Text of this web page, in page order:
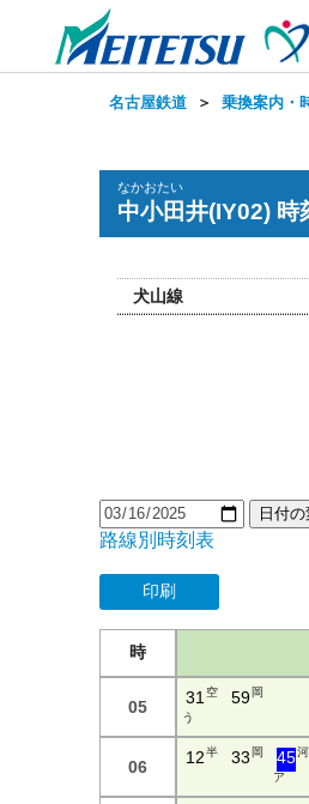
名古屋鉄道 ＞ 乗換案内・
なかおたい
中小田井(IY02) 時
犬山線
日付
路線別時刻表
印刷
時
05 31空
う
59岡
06 12半 33 岡 45河
ア